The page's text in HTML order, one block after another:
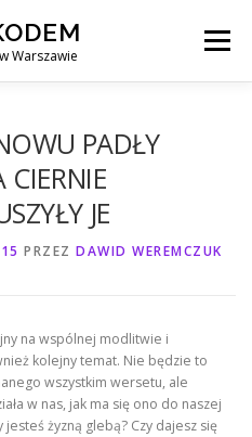
Warszawie
Menu
KONTAKT
PADŁY
CIERNIE
JE
PRZEZ DAWID WEREMCZUK
na wspólnej modlitwie i
kolejny temat. Nie będzie to
wszystkim wersetu, ale
w nas, jak ma się ono do naszej
jesteś żyzną glebą? Czy dajesz się